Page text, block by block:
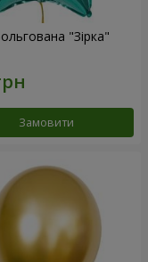
"Зірка"
Замовити